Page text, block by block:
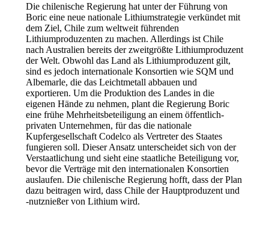
Die chilenische Regierung hat unter der Führung von
Boric eine neue nationale Lithiumstrategie verkündet mit
dem Ziel, Chile zum weltweit führenden
Lithiumproduzenten zu machen. Allerdings ist Chile
nach Australien bereits der zweitgrößte Lithiumproduzent
der Welt. Obwohl das Land als Lithiumproduzent gilt,
sind es jedoch internationale Konsortien wie SQM und
Albemarle, die das Leichtmetall abbauen und
exportieren. Um die Produktion des Landes in die
eigenen Hände zu nehmen, plant die Regierung Boric
eine frühe Mehrheitsbeteiligung an einem öffentlich-
privaten Unternehmen, für das die nationale
Kupfergesellschaft Codelco als Vertreter des Staates
fungieren soll. Dieser Ansatz unterscheidet sich von der
Verstaatlichung und sieht eine staatliche Beteiligung vor,
bevor die Verträge mit den internationalen Konsortien
auslaufen. Die chilenische Regierung hofft, dass der Plan
dazu beitragen wird, dass Chile der Hauptproduzent und
-nutznießer von Lithium wird.